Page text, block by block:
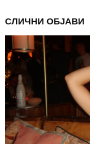
СЛИЧНИ ОБЈАВИ